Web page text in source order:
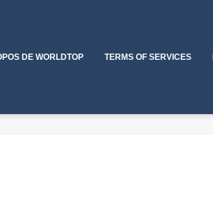
DE WORLDTOP TERMS OF SERVICES